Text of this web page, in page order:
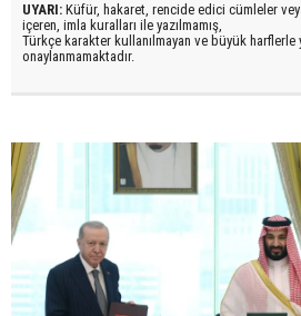
UYARI: Küfür, hakaret, rencide edici cümleler
içeren, imla kuralları ile yazılmamış,
Türkçe karakter kullanılmayan ve büyük harflerle
onaylanmamaktadır.